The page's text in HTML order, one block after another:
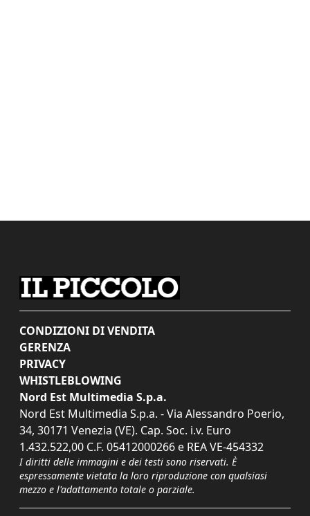
CONDIZIONI DI VENDITA
GERENZA
PRIVACY
WHISTLEBLOWING
Nord Est Multimedia S.p.a.
Nord Est Multimedia S.p.a. - Via Alessandro Poerio,
34, 30171 Venezia (VE). Cap. Soc. i.v. Euro
1.432.522,00 C.F. 05412000266 e REA VE-454332
I diritti delle immagini e dei testi sono riservati. È
espressamente vietata la loro riproduzione con qualsiasi
mezzo e l'adattamento totale o parziale.